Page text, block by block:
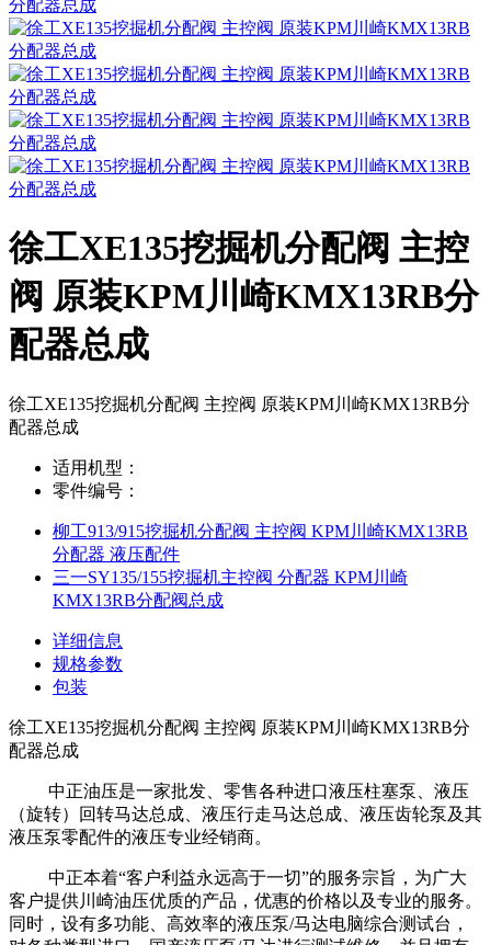
徐工XE135挖掘机分配阀 主控
阀 原装KPM川崎KMX13RB分
配器总成
徐工XE135挖掘机分配阀 主控阀 原装KPM川崎KMX13RB分
配器总成
适用机型：
零件编号：
柳工913/915挖掘机分配阀 主控阀 KPM川崎KMX13RB
分配器 液压配件
三一SY135/155挖掘机主控阀 分配器 KPM川崎
KMX13RB分配阀总成
详细信息
规格参数
包装
徐工XE135挖掘机分配阀 主控阀 原装KPM川崎KMX13RB分
配器总成
中正油压是一家批发、零售各种进口液压柱塞泵、液压
（旋转）回转马达总成、液压行走马达总成、液压齿轮泵及其
液压泵零配件的液压专业经销商。
中正本着“客户利益永远高于一切”的服务宗旨，为广大
客户提供川崎油压优质的产品，优惠的价格以及专业的服务。
同时，设有多功能、高效率的液压泵/马达电脑综合测试台，